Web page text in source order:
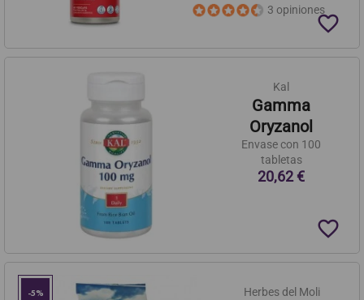
3 opiniones
favorite_border
Kal
Gamma
Oryzanol
Envase con 100
tabletas
20,62 €
favorite_border
-5% Herbes del Moli